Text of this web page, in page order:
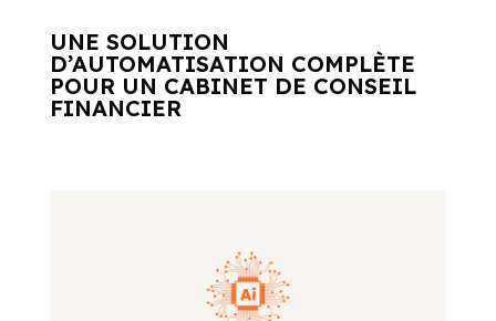
UNE SOLUTION
D’AUTOMATISATION COMPLÈTE
POUR UN CABINET DE CONSEIL
FINANCIER